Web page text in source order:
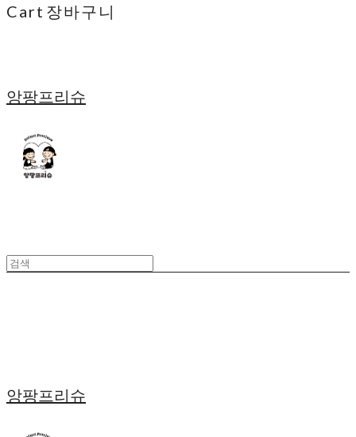
Cart 장바구니
앙팡프리슈
앙팡프리슈